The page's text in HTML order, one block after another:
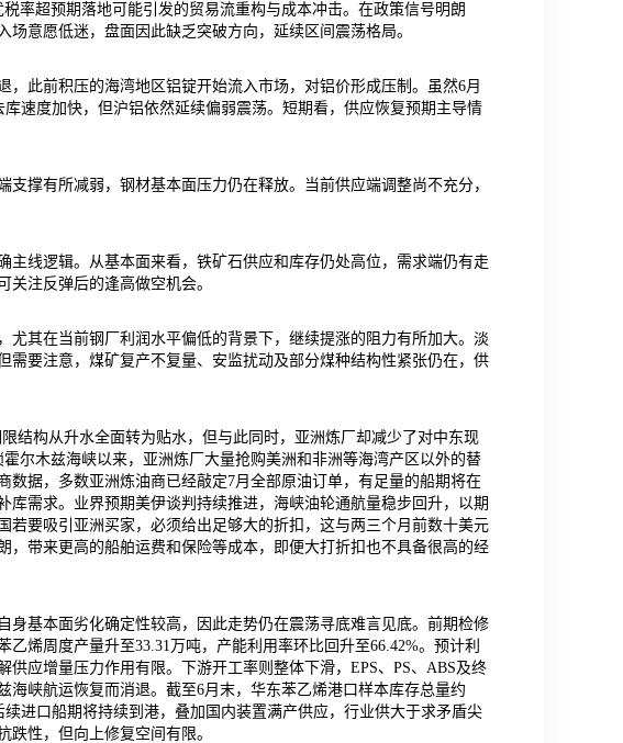
率超预期落地可能引发的贸易流重构与成本冲击。在政策信号明朗
意愿低迷，盘面因此缺乏突破方向，延续区间震荡格局。
，此前积压的海湾地区铝锭开始流入市场，对铝价形成压制。虽然6月
速度加快，但沪铝依然延续偏弱震荡。短期看，供应恢复预期主导情
支撑有所减弱，钢材基本面压力仍在释放。当前供应端调整尚不充分，
主线逻辑。从基本面来看，铁矿石供应和库存仍处高位，需求端仍有走
注反弹后的逢高做空机会。
尤其在当前钢厂利润水平偏低的背景下，继续提涨的阻力有所加大。淡
需要注意，煤矿复产不复量、安监扰动及部分煤种结构性紧张仍在，供
结构从升水全面转为贴水，但与此同时，亚洲炼厂却减少了对中东现
尔木兹海峡以来，亚洲炼厂大量抢购美洲和非洲等海湾产区以外的替
据，多数亚洲炼油商已经敲定7月全部原油订单，有足量的船期将在
需求。业界预期美伊谈判持续推进，海峡油轮通航量稳步回升，以期
若要吸引亚洲买家，必须给出足够大的折扣，这与两三个月前数十美元
，带来更高的船舶运费和保险等成本，即便大打折扣也不具备很高的经
身基本面劣化确定性较高，因此走势仍在震荡寻底难言见底。前期检修
烯周度产量升至33.31万吨，产能利用率环比回升至66.42%。预计利
应增量压力作用有限。下游开工率则整体下滑，EPS、PS、ABS及终
峡航运恢复而消退。截至6月末，华东苯乙烯港口样本库存总量约
进口船期将持续到港，叠加国内装置满产供应，行业供大于求矛盾尖
性，但向上修复空间有限。